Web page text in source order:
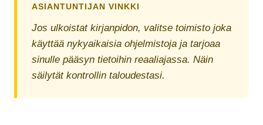
ASIANTUNTIJAN VINKKI
Jos ulkoistat kirjanpidon, valitse toimisto joka
käyttää nykyaikaisia ohjelmistoja ja tarjoaa
sinulle pääsyn tietoihin reaaliajassa. Näin
säilytät kontrollin taloudestasi.